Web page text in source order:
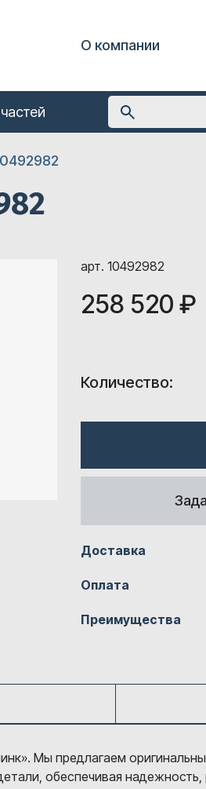
О компании
арт. 10492982
258 520 ₽
Количество:
Доставка
Оплата
Преимущества
Мы предлагаем
обеспечивая